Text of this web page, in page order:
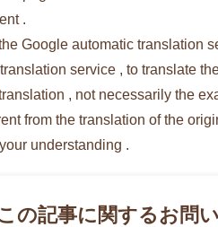
.
Google automatic translation
service , to translate
, not necessarily the
from the translation of the
understanding .
の記事に関するお問